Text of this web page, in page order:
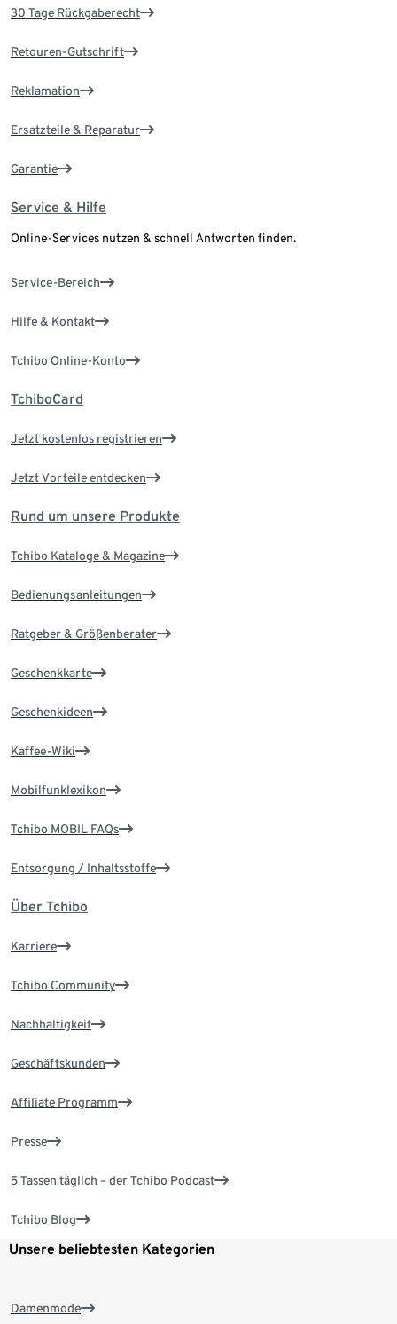
30 Tage Rückgaberecht
Retouren-Gutschrift
Reklamation
Ersatzteile & Reparatur
Garantie
Service & Hilfe
Online-Services nutzen & schnell Antworten finden.
Service-Bereich
Hilfe & Kontakt
Tchibo Online-Konto
TchiboCard
Jetzt kostenlos registrieren
Jetzt Vorteile entdecken
Rund um unsere Produkte
Tchibo Kataloge & Magazine
Bedienungsanleitungen
Ratgeber & Größenberater
Geschenkkarte
Geschenkideen
Kaffee-Wiki
Mobilfunklexikon
Tchibo MOBIL FAQs
Entsorgung / Inhaltsstoffe
Über Tchibo
Karriere
Tchibo Community
Nachhaltigkeit
Geschäftskunden
Affiliate Programm
Presse
5 Tassen täglich – der Tchibo Podcast
Tchibo Blog
Unsere beliebtesten Kategorien
Damenmode